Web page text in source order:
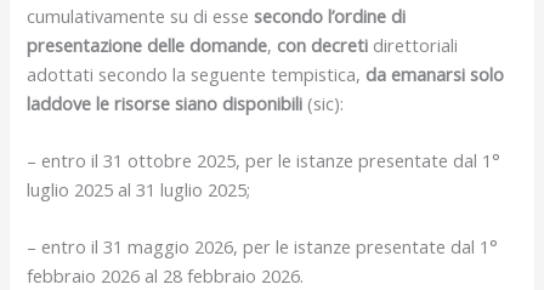
cumulativamente su di essesecondo l’ordine di
presentazione delle domande, con decreti direttoriali
adottati secondo la seguente tempistica, da emanarsi solo
laddove le risorse siano disponibili (sic):
– entro il 31 ottobre 2025, per le istanze presentate dal 1°
luglio 2025 al 31 luglio 2025;
– entro il 31 maggio 2026, per le istanze presentate dal 1°
febbraio 2026 al 28 febbraio 2026.